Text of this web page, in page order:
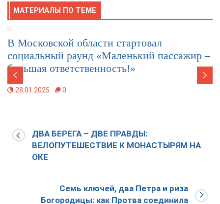
МАТЕРИАЛЫ ПО ТЕМЕ
В Московской области стартовал
социальный раунд «Маленький пассажир –
большая ответственность!»
28.01.2025 0
ДВА БЕРЕГА – ДВЕ ПРАВДЫ:
ВЕЛОПУТЕШЕСТВИЕ К МОНАСТЫРЯМ НА
ОКЕ
Семь ключей, два Петра и риза
Богородицы: как Протва соединила